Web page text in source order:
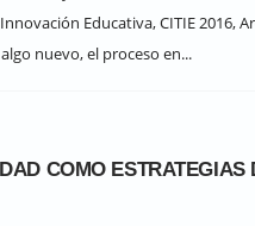
Educativa, CITIE 2016,
nuevo, el proceso en...
COMO ESTRATEGIAS